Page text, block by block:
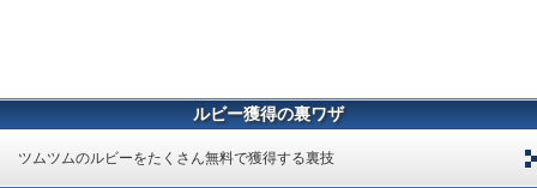
ルビー獲得の裏ワザ
ツムツムのルビーをたくさん無料で獲得する裏技